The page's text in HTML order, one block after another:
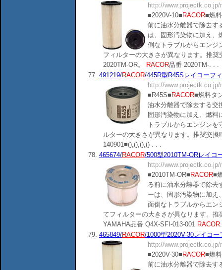
http://
■2020V-10■ RACOR■燃
前に油水分離器で除去す
は、固形汚染物に加え、
倒なトラブルからエンジ
フィルターの大きさが異なります。推
2020TM-OR。
RACOR品番 2020TM-. . .
77. 491219/RACOR/445R型R45Sレイコーフ
http://
■R45S■ RACOR■燃料タ
油水分離器で除去する交
固形汚染物に加え、燃料
トラブルからエンジン
ルターの大きさが異なります。推奨交
140901■(),(),(),() . . .
78. 465674/RACOR/500型2010TM-ORレイコ
http://
■2010TM-OR■ RACOR■
る前に油水分離器で除去
ーは、固形汚染物に加え
面倒なトラブルからエン
てフィルターの大きさが異なります。
YAMAHA品番 Q4X-SFI-013-001 RACOR
79. 465849/RACOR/1000型2020V-30レイコ
http://
■2020V-30■ RACOR■燃
前に油水分離器で除去す